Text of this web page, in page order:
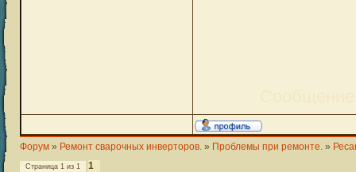
Форум » Ремонт сварочных инверторов. » Проблемы при ремонте. »
Страница 1 из 1 1